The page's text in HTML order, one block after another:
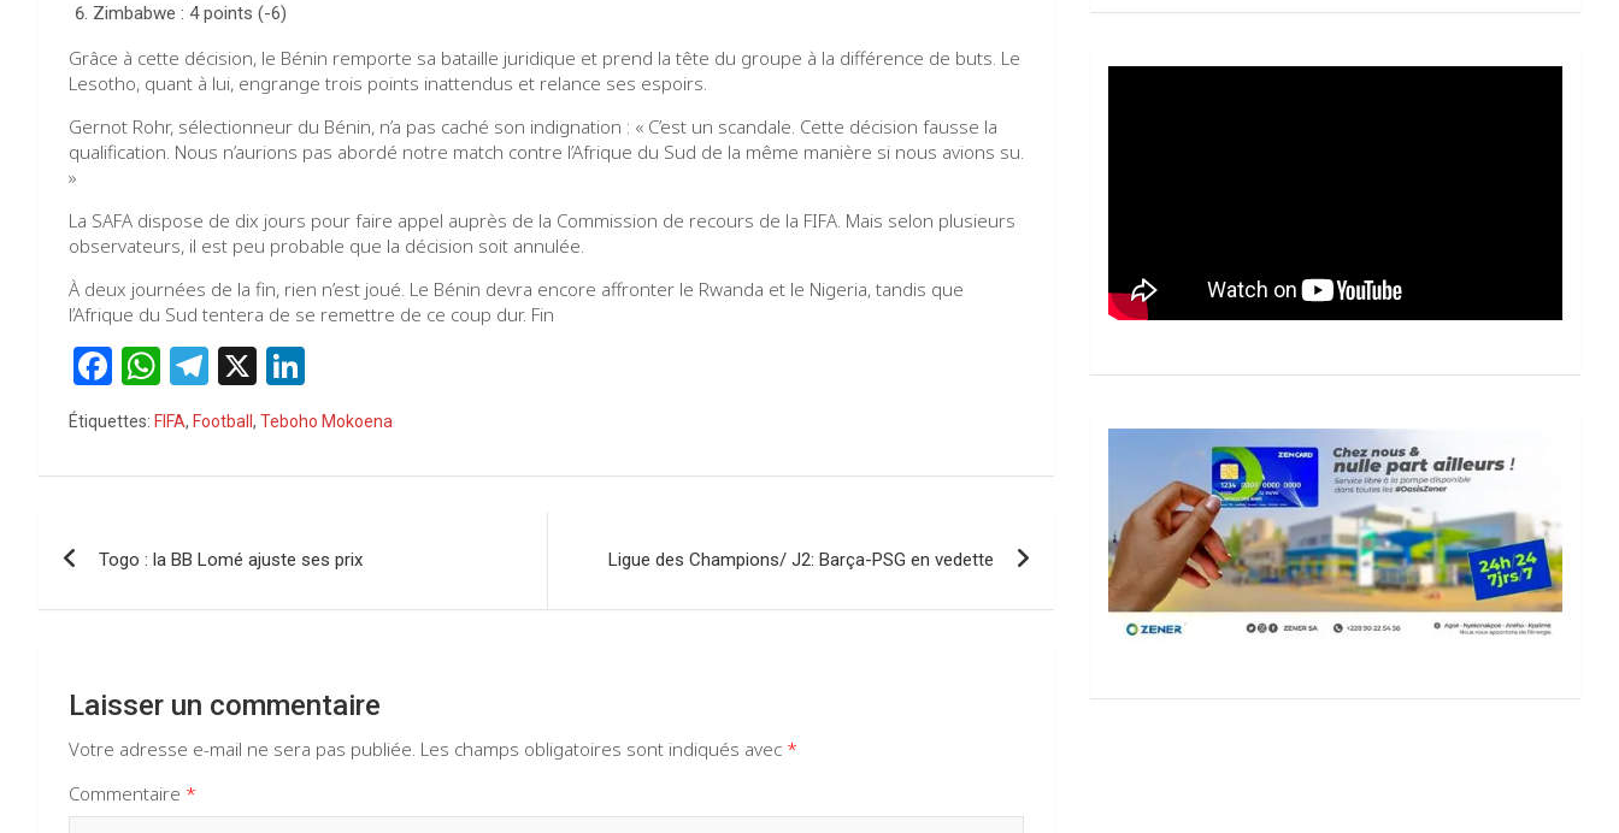
Zimbabwe : 4 points (-6)
Grâce à cette décision, le Bénin remporte sa bataille juridique et prend la tête du groupe à la différence de buts. Le
Lesotho, quant à lui, engrange trois points inattendus et relance ses espoirs.
Gernot Rohr, sélectionneur du Bénin, n’a pas caché son indignation : « C’est un scandale. Cette décision fausse la
qualification. Nous n’aurions pas abordé notre match contre l’Afrique du Sud de la même manière si nous avions su.
»
La SAFA dispose de dix jours pour faire appel auprès de la Commission de recours de la FIFA. Mais selon plusieurs
observateurs, il est peu probable que la décision soit annulée.
À deux journées de la fin, rien n’est joué. Le Bénin devra encore affronter le Rwanda et le Nigeria, tandis que
l’Afrique du Sud tentera de se remettre de ce coup dur. Fin
F
a
ce
b
o
k
W
h
at
s
p
p
T
el
e
gr
m
X
n
ke
dI
Étiquettes: FIFA, Football , Teboho Mokoena
Togo : la BB Lomé ajuste ses prix Ligue des Champions/ J2: Barça-PSG en vedette
Laisser un commentaire
Votre adresse e-mail ne sera pas publiée. Les champs obligatoires sont indiqués avec *
Commentaire *